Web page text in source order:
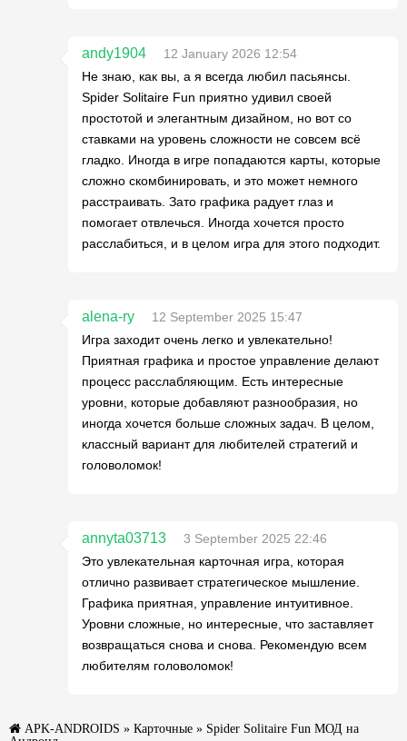
andy1904
12 January 2026 12:54
Не знаю, как вы, а я всегда любил пасьянсы.
Spider Solitaire Fun приятно удивил своей
простотой и элегантным дизайном, но вот со
ставками на уровень сложности не совсем всё
гладко. Иногда в игре попадаются карты, которые
сложно скомбинировать, и это может немного
расстраивать. Зато графика радует глаз и
помогает отвлечься. Иногда хочется просто
расслабиться, и в целом игра для этого подходит.
alena-ry
12 September 2025 15:47
Игра заходит очень легко и увлекательно!
Приятная графика и простое управление делают
процесс расслабляющим. Есть интересные
уровни, которые добавляют разнообразия, но
иногда хочется больше сложных задач. В целом,
классный вариант для любителей стратегий и
головоломок!
annyta03713
3 September 2025 22:46
Это увлекательная карточная игра, которая
отлично развивает стратегическое мышление.
Графика приятная, управление интуитивное.
Уровни сложные, но интересные, что заставляет
возвращаться снова и снова. Рекомендую всем
любителям головоломок!
APK-ANDROIDS » Карточные » Spider Solitaire Fun МОД на